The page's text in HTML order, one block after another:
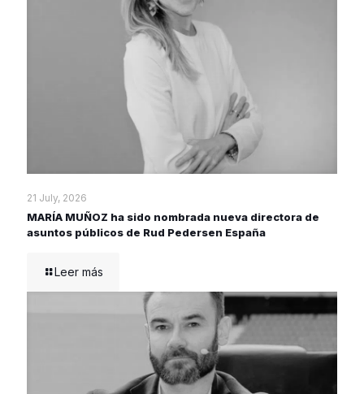
21 July, 2026
MARÍA MUÑOZ ha sido nombrada nueva directora de
asuntos públicos de Rud Pedersen España
Leer más